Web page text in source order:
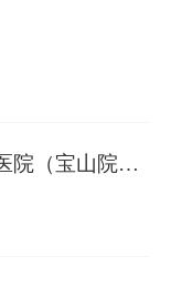
院（宝山院